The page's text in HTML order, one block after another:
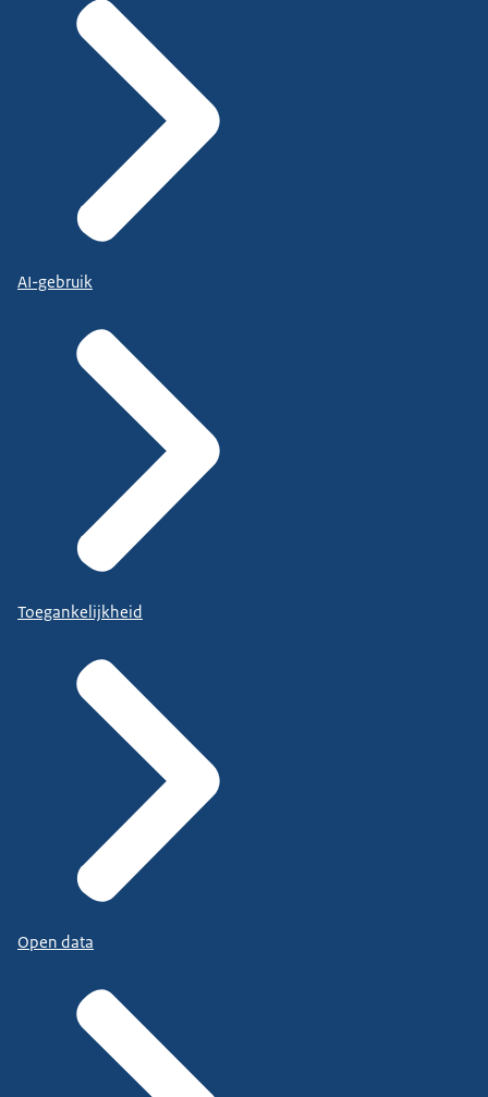
AI-gebruik
Toegankelijkheid
Open data